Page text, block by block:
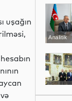
uşağın
Analitik
Siyasət